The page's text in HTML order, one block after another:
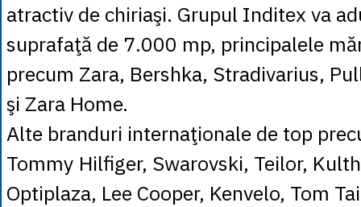
atractiv de chiriaşi. Grupul Inditex va
suprafaţă de 7.000 mp, principalele
precum Zara, Bershka, Stradivarius,
şi Zara Home.
Alte branduri internaţionale de top
Tommy Hilfiger, Swarovski, Teilor,
Optiplaza, Lee Cooper, Kenvelo, Tom